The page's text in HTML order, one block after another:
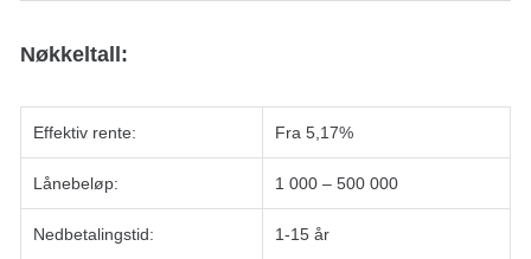
Nøkkeltall:
Effektiv rente: Fra 5,17%
Lånebeløp: 1 000 – 500 000
Nedbetalingstid: 1-15 år